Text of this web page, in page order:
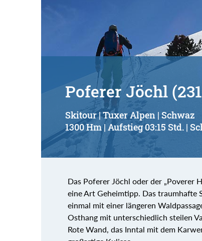
Poferer Jöchl
Skitour | Tuxer Alpen | Schwaz
1300 Hm | Aufstieg 03:15 Std. |
Das Poferer Jöchl oder der „Poverer
eine Art Geheimtipp. Das traumhafte
einmal mit einer längeren
Osthang mit unterschiedlich steilen
Rote Wand, das Inntal mit dem